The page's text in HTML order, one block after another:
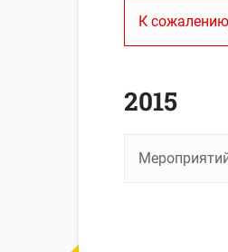
К
2015